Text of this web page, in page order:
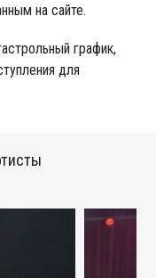
на сайте.
график,
для